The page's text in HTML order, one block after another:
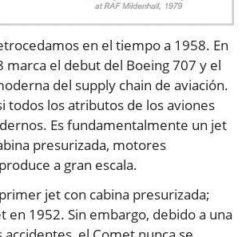
en el tiempo a 1958. En
marca el debut del Boeing 707 y el
del supply chain de aviación.
todos los atributos de los aviones
Es fundamentalmente un jet
presurizada, motores
a gran escala.
jet con cabina presurizada;
en 1952. Sin embargo, debido a una